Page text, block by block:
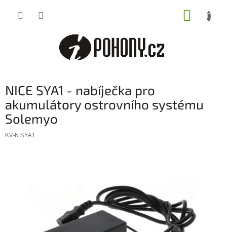
NICE SYA1 - nabíječka pro
akumulátory ostrovního systému
Solemyo
KV-N SYA1